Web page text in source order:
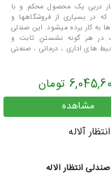
دربی یک محصول محکم و با
که در بسیاری از فروشگاهها و
به کار برده میشود. این صندلی
در هر گونه نشستنِ ثابت و
های اداری ، درمانی ، صنعتی
تومان
مشاهده
صندلی انتظار آلاله